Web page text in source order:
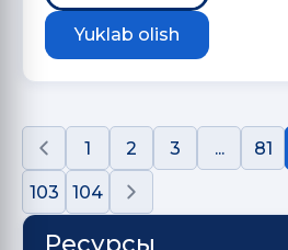
Yuklab olish
1 2 3 ... 81
103 104
Ресурсы